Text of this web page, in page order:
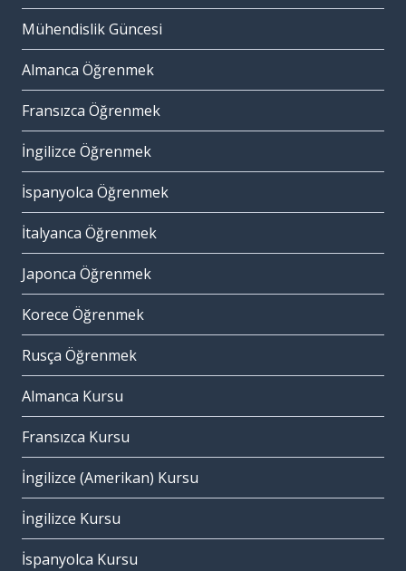
Mühendislik Güncesi
Almanca Öğrenmek
Fransızca Öğrenmek
İngilizce Öğrenmek
İspanyolca Öğrenmek
İtalyanca Öğrenmek
Japonca Öğrenmek
Korece Öğrenmek
Rusça Öğrenmek
Almanca Kursu
Fransızca Kursu
İngilizce (Amerikan) Kursu
İngilizce Kursu
İspanyolca Kursu